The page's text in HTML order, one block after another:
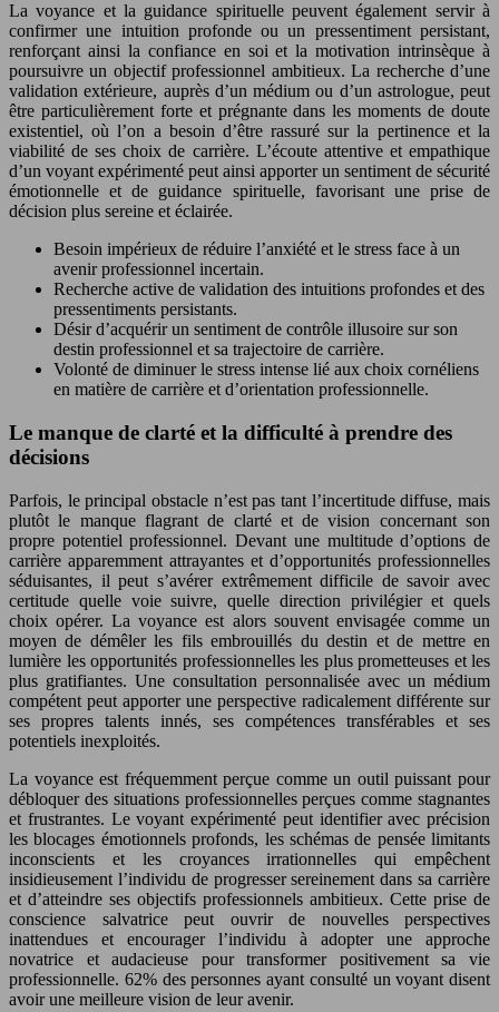
La voyance et la guidance spirituelle peuvent également servir à
confirmer une intuition profonde ou un pressentiment persistant,
renforçant ainsi la confiance en soi et la motivation intrinsèque à
poursuivre un objectif professionnel ambitieux. La recherche d’une
validation extérieure, auprès d’un médium ou d’un astrologue, peut
être particulièrement forte et prégnante dans les moments de doute
existentiel, où l’on a besoin d’être rassuré sur la pertinence et la
viabilité de ses choix de carrière. L’écoute attentive et empathique
d’un voyant expérimenté peut ainsi apporter un sentiment de sécurité
émotionnelle et de guidance spirituelle, favorisant une prise de
décision plus sereine et éclairée.
Besoin impérieux de réduire l’anxiété et le stress face à un
avenir professionnel incertain.
Recherche active de validation des intuitions profondes et des
pressentiments persistants.
Désir d’acquérir un sentiment de contrôle illusoire sur son
destin professionnel et sa trajectoire de carrière.
Volonté de diminuer le stress intense lié aux choix cornéliens
en matière de carrière et d’orientation professionnelle.
Le manque de clarté et la difficulté à prendre des
décisions
Parfois, le principal obstacle n’est pas tant l’incertitude diffuse, mais
plutôt le manque flagrant de clarté et de vision concernant son
propre potentiel professionnel. Devant une multitude d’options de
carrière apparemment attrayantes et d’opportunités professionnelles
séduisantes, il peut s’avérer extrêmement difficile de savoir avec
certitude quelle voie suivre, quelle direction privilégier et quels
choix opérer. La voyance est alors souvent envisagée comme un
moyen de démêler les fils embrouillés du destin et de mettre en
lumière les opportunités professionnelles les plus prometteuses et les
plus gratifiantes. Une consultation personnalisée avec un médium
compétent peut apporter une perspective radicalement différente sur
ses propres talents innés, ses compétences transférables et ses
potentiels inexploités.
La voyance est fréquemment perçue comme un outil puissant pour
débloquer des situations professionnelles perçues comme stagnantes
et frustrantes. Le voyant expérimenté peut identifier avec précision
les blocages émotionnels profonds, les schémas de pensée limitants
inconscients et les croyances irrationnelles qui empêchent
insidieusement l’individu de progresser sereinement dans sa carrière
et d’atteindre ses objectifs professionnels ambitieux. Cette prise de
conscience salvatrice peut ouvrir de nouvelles perspectives
inattendues et encourager l’individu à adopter une approche
novatrice et audacieuse pour transformer positivement sa vie
professionnelle. 62% des personnes ayant consulté un voyant disent
avoir une meilleure vision de leur avenir.